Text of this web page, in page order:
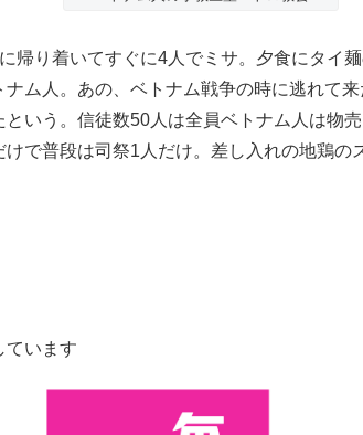
帰り着いてすぐに4人でミサ。夕食にタイ
ナム人。あの、ベトナム戦争の時に逃れて
いう。信徒数50人は全員ベトナム人は物
で普段は司祭1人だけ。差し入れの地鶏の
ています